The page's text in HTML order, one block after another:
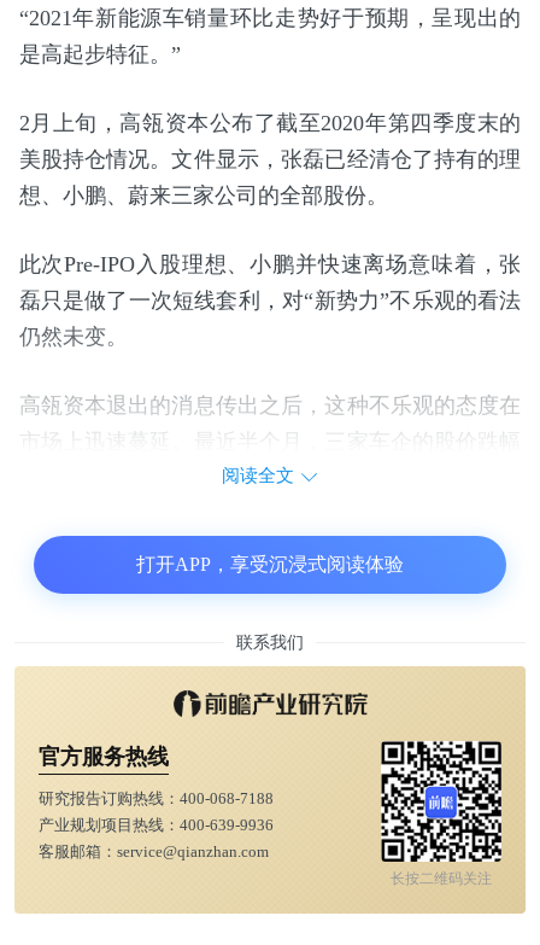
“2021年新能源车销量环比走势好于预期，呈现出的
是高起步特征。”
2月上旬，高瓴资本公布了截至2020年第四季度末的
美股持仓情况。文件显示，张磊已经清仓了持有的理
想、小鹏、蔚来三家公司的全部股份。
此次Pre-IPO入股理想、小鹏并快速离场意味着，张
磊只是做了一次短线套利，对“新势力”不乐观的看法
仍然未变。
高瓴资本退出的消息传出之后，这种不乐观的态度在
市场上迅速蔓延。最近半个月，三家车企的股价跌幅
对于新势力这种典型的成长股来说，其产品在市场上
的表现、企业财务数据的变化，对股价变化都会起到
粗看之下，新势力们的市场表现还不错，但2021年1
月相比2020年12月环比增长的数字并不好看。
阅读全文
打开APP，享受沉浸式阅读体验
联系我们
官方服务热线
研究报告订购热线： 400-068-7188
产业规划项目热线： 400-639-9936
客服邮箱： service@qianzhan.com
长按二维码关注